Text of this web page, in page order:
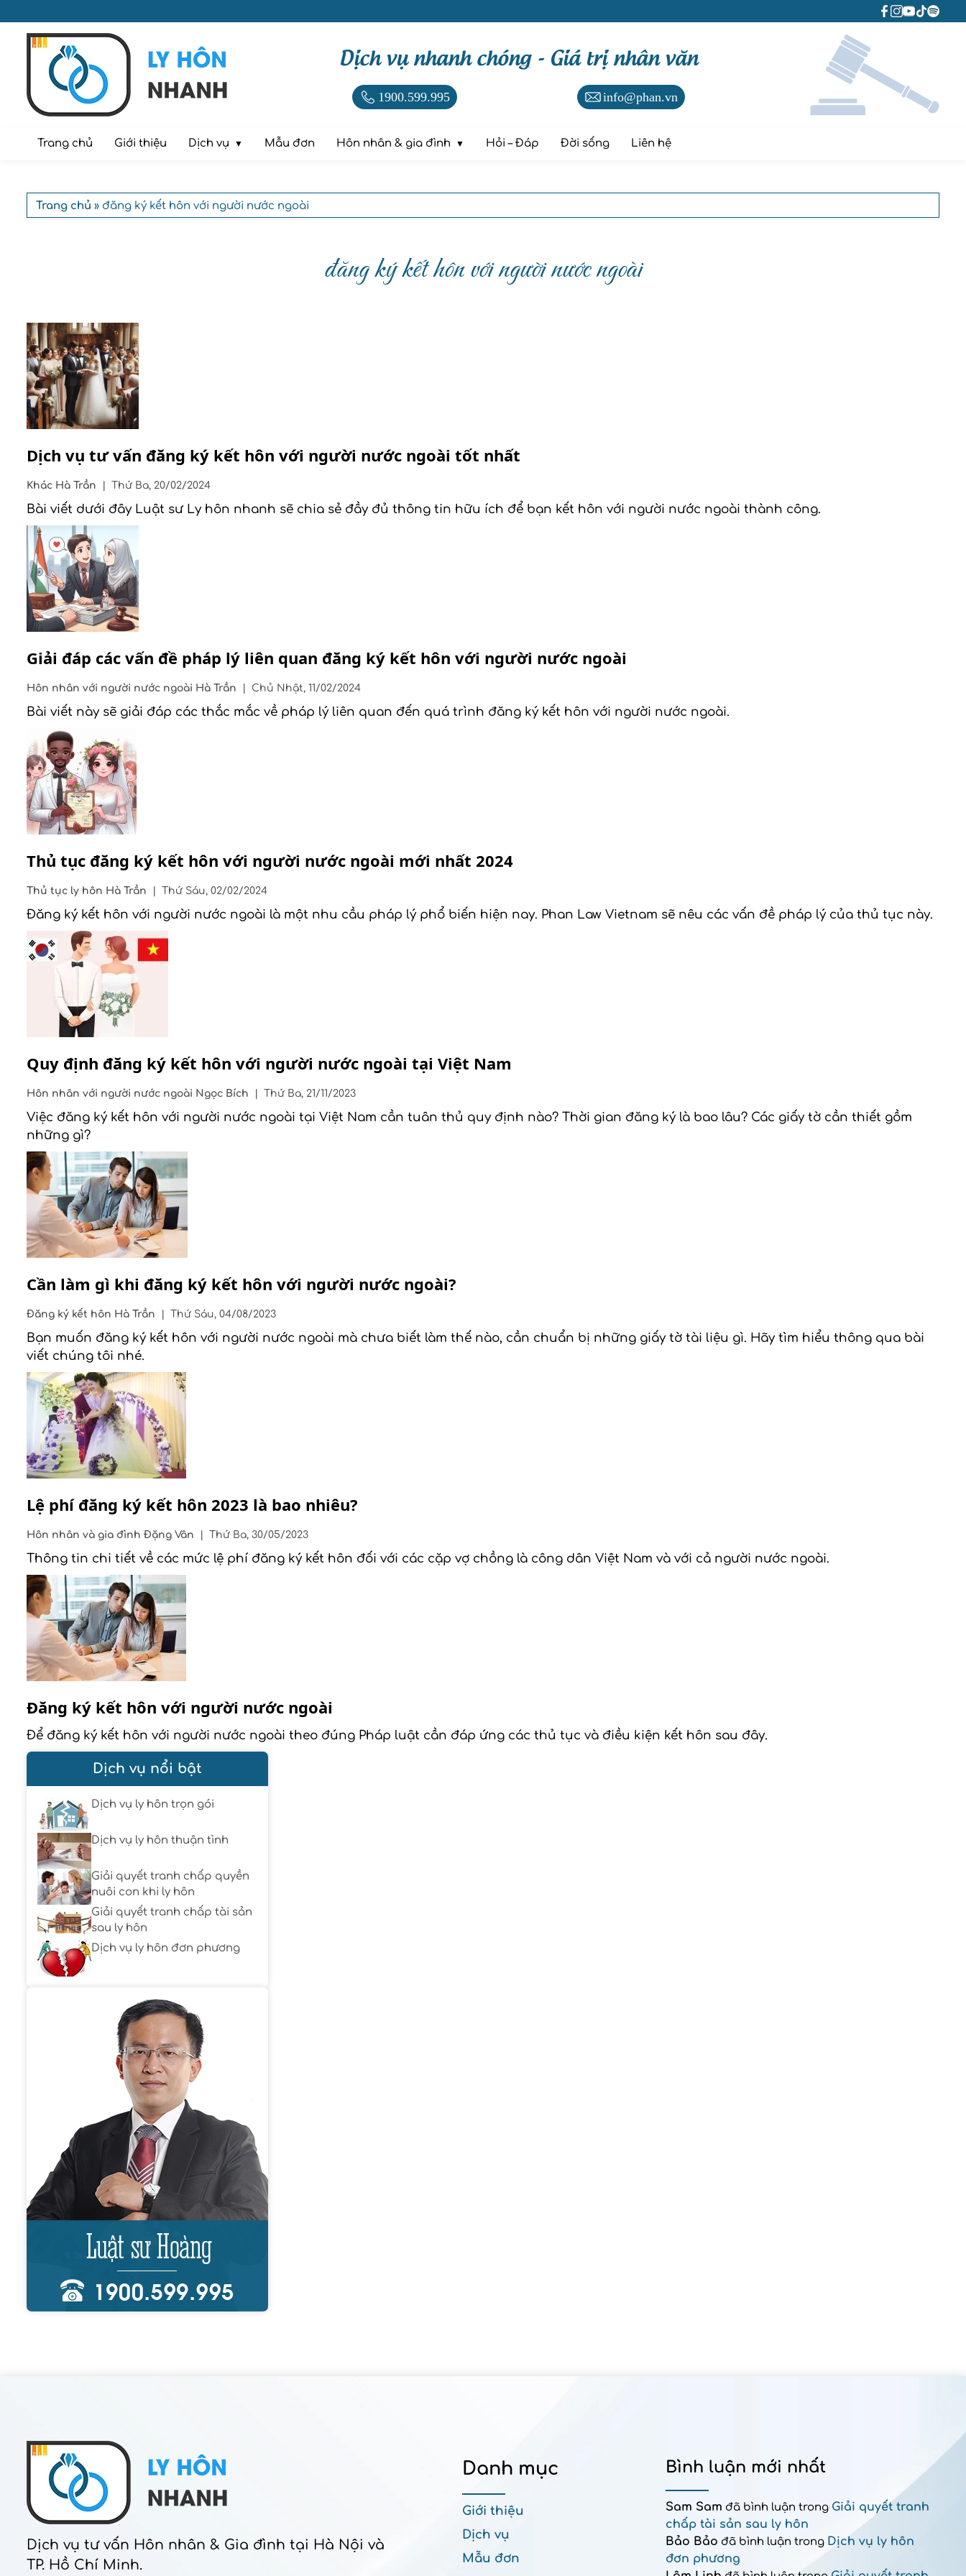
Dịch vụ nhanh chóng - Giá trị nhân văn
1900.599.995 info@phan.vn
Trang chủ Giới thiệu Dịch vụ Mẫu đơn Hôn nhân & gia đình Hỏi – Đáp Đời sống Liên hệ
Trang chủ » đăng ký kết hôn với người nước ngoài
đăng ký kết hôn với người nước ngoài
Dịch vụ tư vấn đăng ký kết hôn với người nước ngoài tốt nhất
Khác Hà Trần Thứ Ba, 20/02/2024
Bài viết dưới đây Luật sư Ly hôn nhanh sẽ chia sẻ đầy đủ thông tin hữu ích để bạn kết hôn với người nước ngoài thành công.
Giải đáp các vấn đề pháp lý liên quan đăng ký kết hôn với người nước ngoài
Hôn nhân với người nước ngoài Hà Trần Chủ Nhật, 11/02/2024
Bài viết này sẽ giải đáp các thắc mắc về pháp lý liên quan đến quá trình đăng ký kết hôn với người nước ngoài.
Thủ tục đăng ký kết hôn với người nước ngoài mới nhất 2024
Thủ tục ly hôn Hà Trần Thứ Sáu, 02/02/2024
Đăng ký kết hôn với người nước ngoài là một nhu cầu pháp lý phổ biến hiện nay. Phan Law Vietnam sẽ nêu các vấn đề pháp lý của thủ tục này.
Quy định đăng ký kết hôn với người nước ngoài tại Việt Nam
Hôn nhân với người nước ngoài Ngọc Bích Thứ Ba, 21/11/2023
Việc đăng ký kết hôn với người nước ngoài tại Việt Nam cần tuân thủ quy định nào? Thời gian đăng ký là bao lâu? Các giấy tờ cần thiết gồm
những gì?
Cần làm gì khi đăng ký kết hôn với người nước ngoài?
Đăng ký kết hôn Hà Trần Thứ Sáu, 04/08/2023
Bạn muốn đăng ký kết hôn với người nước ngoài mà chưa biết làm thế nào, cần chuẩn bị những giấy tờ tài liệu gì. Hãy tìm hiểu thông qua bài
viết chúng tôi nhé.
Lệ phí đăng ký kết hôn 2023 là bao nhiêu?
Hôn nhân và gia đình Đặng Vân Thứ Ba, 30/05/2023
Thông tin chi tiết về các mức lệ phí đăng ký kết hôn đối với các cặp vợ chồng là công dân Việt Nam và với cả người nước ngoài.
Đăng ký kết hôn với người nước ngoài
Để đăng ký kết hôn với người nước ngoài theo đúng Pháp luật cần đáp ứng các thủ tục và điều kiện kết hôn sau đây.
Dịch vụ nổi bật
Dịch vụ ly hôn trọn gói
Dịch vụ ly hôn thuận tình
Giải quyết tranh chấp quyền
nuôi con khi ly hôn
Giải quyết tranh chấp tài sản
sau ly hôn
Dịch vụ ly hôn đơn phương
Dịch vụ tư vấn Hôn nhân & Gia đình tại Hà Nội và
TP. Hồ Chí Minh.
Danh mục
Giới thiệu
Dịch vụ
Mẫu đơn
Bình luận mới nhất
Sam Sam đã bình luận trong Giải quyết tranh
chấp tài sản sau ly hôn
Bảo Bảo đã bình luận trong Dịch vụ ly hôn
đơn phương